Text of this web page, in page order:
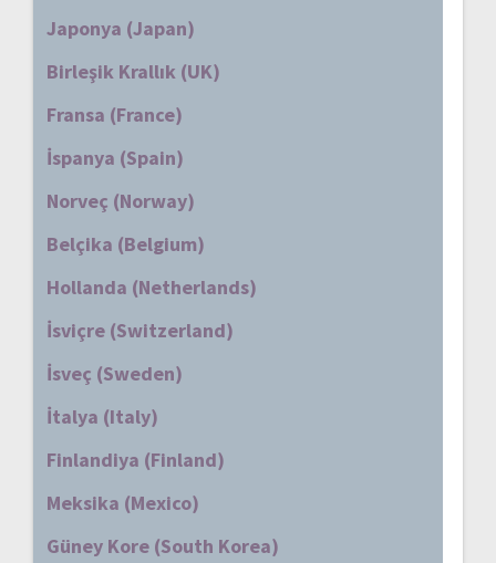
Japonya (Japan)
Birleşik Krallık (UK)
Fransa (France)
İspanya (Spain)
Norveç (Norway)
Belçika (Belgium)
Hollanda (Netherlands)
İsviçre (Switzerland)
İsveç (Sweden)
İtalya (Italy)
Finlandiya (Finland)
Meksika (Mexico)
Güney Kore (South Korea)